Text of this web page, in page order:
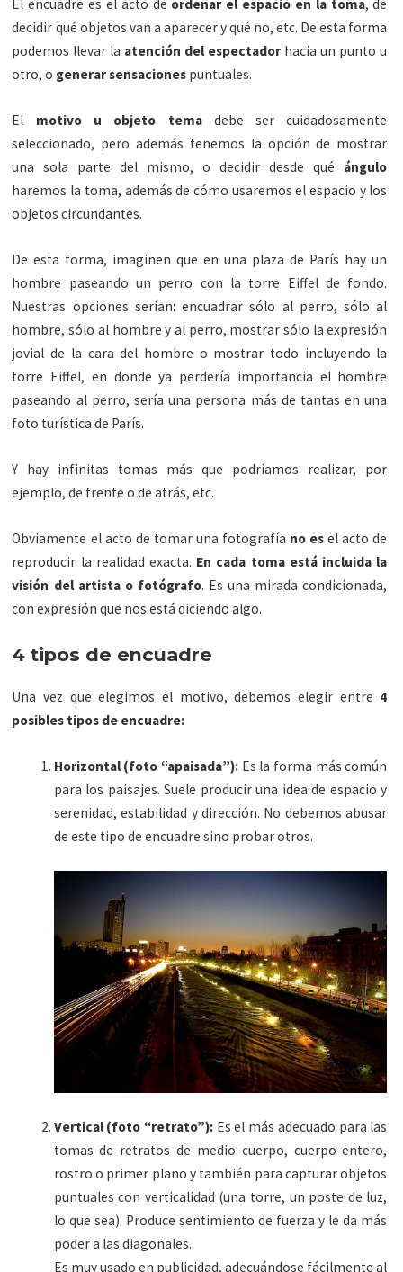
El encuadre es el acto de ordenar el espacio en la toma, de
decidir qué objetos van a aparecer y qué no, etc. De esta forma
podemos llevar la atención del espectador hacia un punto u
otro, o generar sensaciones puntuales.
El motivo u objeto temadebe ser cuidadosamente
seleccionado, pero además tenemos la opción de mostrar
una sola parte del mismo, o decidir desde qué ángulo
haremos la toma, además de cómo usaremos el espacio y los
objetos circundantes.
De esta forma, imaginen que en una plaza de París hay un
hombre paseando un perro con la torre Eiffel de fondo.
Nuestras opciones serían: encuadrar sólo al perro, sólo al
hombre, sólo al hombre y al perro, mostrar sólo la expresión
jovial de la cara del hombre o mostrar todo incluyendo la
torre Eiffel, en donde ya perdería importancia el hombre
paseando al perro, sería una persona más de tantas en una
foto turística de París.
Y hay infinitas tomas más que podríamos realizar, por
ejemplo, de frente o de atrás, etc.
Obviamente el acto de tomar una fotografía no es el acto de
reproducir la realidad exacta. En cada toma está incluida la
visión del artista o fotógrafo. Es una mirada condicionada,
con expresión que nos está diciendo algo.
4 tipos de encuadre
Una vez que elegimos el motivo, debemos elegir entre 4
posibles tipos de encuadre:
Horizontal (foto “apaisada”):Es la forma más común
para los paisajes. Suele producir una idea de espacio y
serenidad, estabilidad y dirección. No debemos abusar
de este tipo de encuadre sino probar otros.
Vertical (foto “retrato”): Es el más adecuado para las
tomas de retratos de medio cuerpo, cuerpo entero,
rostro o primer plano y también para capturar objetos
puntuales con verticalidad (una torre, un poste de luz,
lo que sea). Produce sentimiento de fuerza y le da más
poder a las diagonales.
Es muy usado en publicidad, adecuándose fácilmente al